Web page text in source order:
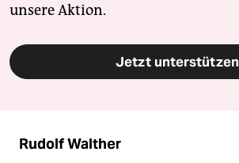
unsere Aktion.
Jetzt unterstützen
Rudolf Walther